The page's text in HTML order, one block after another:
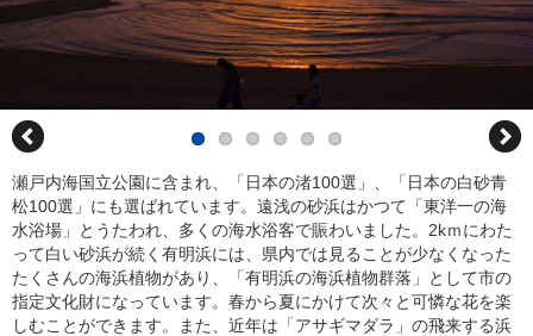
瀬戸内海国立公園に含まれ、「日本の渚100選」、「日本の白砂青
松100選」にも選ばれています。遠浅の砂浜はかつて「東洋一の海
水浴場」とうたわれ、多くの海水浴客で賑わいました。2kｍにわた
って白い砂浜が続く有明浜には、県内では見ることが少なくなった
たくさんの海浜植物があり、「有明浜の海浜植物群落」として市の
指定文化財になっています。春から夏にかけて次々と可憐な花を楽
しむことができます。また、近年は「アサギマダラ」の飛来する浜